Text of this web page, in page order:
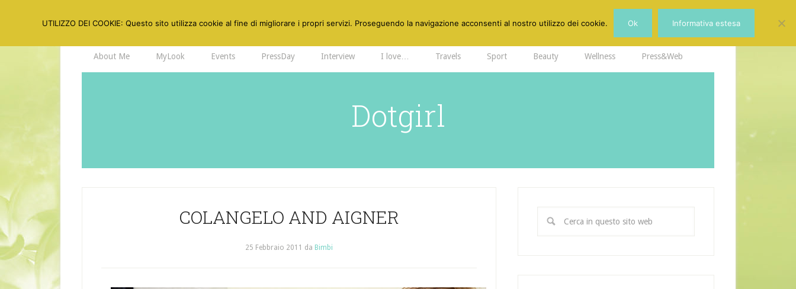
About Me MyLook Events PressDay Interview I love… Travels Sport Beauty Wellness Press&Web
Dotgirl
COLANGELO AND AIGNER
25 Febbraio 2011 da Bimbi
UTILIZZO DEI COOKIE: Questo sito utilizza cookie al fine di migliorare i propri servizi. Proseguendo la navigazione acconsenti al nostro utilizzo dei cookie. Ok Informativa estesa